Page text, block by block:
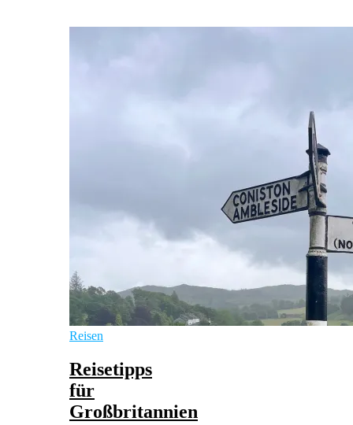
Reisen
Reisetipps
für
Großbritannien